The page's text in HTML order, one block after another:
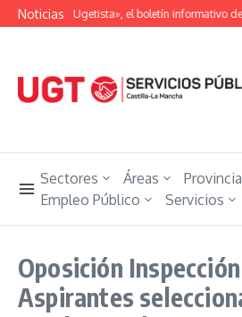
Saltar al contenido
Noticias
«Unión Ugetista», el boletín informativo
Sectores Áreas
Empleo Público
Servicios
Oposición
Aspirantes